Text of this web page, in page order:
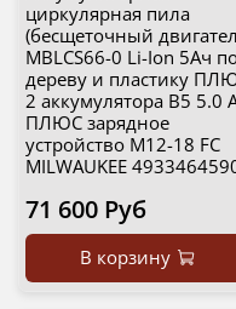
циркулярная пила
(бесщеточный
MBLCS66-0 Li-Ion 5Ач
дереву и пластику
2 аккумулятора B5 5.0
ПЛЮС зарядное
устройство M12-18 FC
MILWAUKEE
71 600 Руб
В корзину